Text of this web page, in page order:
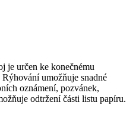
je určen ke konečnému
umožňuje snadné
oznámení, pozvánek,
odtržení části listu papíru.